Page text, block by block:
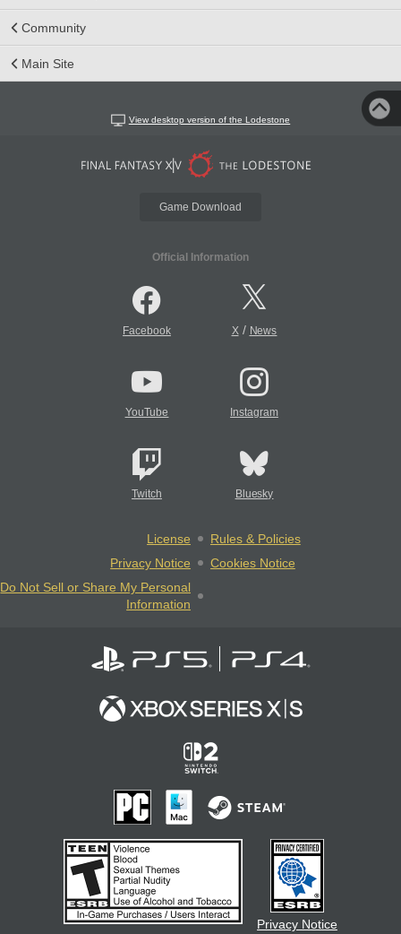
Community
Main Site
View desktop version of the Lodestone
Game Download
Official Information
Facebook X/ News
YouTube Instagram
Twitch Bluesky
License
Rules & Policies
Privacy Notice
Cookies Notice
Do Not Sell or Share My Personal
Information
Privacy Notice